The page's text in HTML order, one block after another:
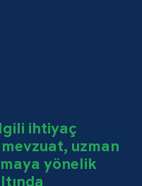
ihtiyaç
uzman
yönelik